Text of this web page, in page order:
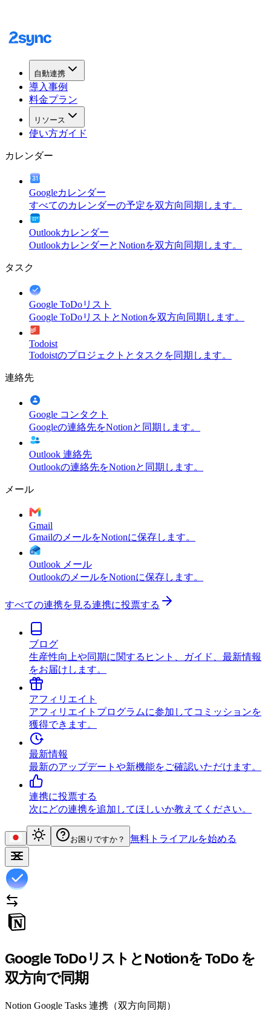
自動連携
導入事例
料金プラン
リソース
使い方ガイド
カレンダー
Googleカレンダー
すべてのカレンダーの予定を双方向同期します。
Outlookカレンダー
OutlookカレンダーとNotionを双方向同期します。
タスク
Google ToDoリスト
Google ToDoリストとNotionを双方向同期します。
Todoist
Todoistのプロジェクトとタスクを同期します。
連絡先
Google コンタクト
Googleの連絡先をNotionと同期します。
Outlook 連絡先
Outlookの連絡先をNotionと同期します。
メール
Gmail
GmailのメールをNotionに保存します。
Outlook メール
OutlookのメールをNotionに保存します。
すべての連携を見る連携に投票する
ブログ
生産性向上や同期に関するヒント、ガイド、最新情報
をお届けします。
アフィリエイト
アフィリエイトプログラムに参加してコミッションを
獲得できます。
最新情報
最新のアップデートや新機能をご確認いただけます。
連携に投票する
次にどの連携を追加してほしいか教えてください。
お困りですか？ 無料トライアルを始める
Google ToDoリストとNotionをToDo を
双方向で同期
Notion Google Tasks 連携（双方向同期）